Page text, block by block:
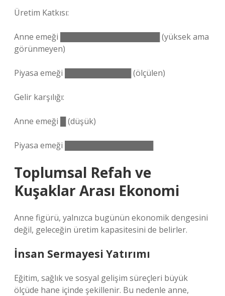
Üretim Katkısı:
Anne emeği ██████████████████ (yüksek ama
görünmeyen)
Piyasa emeği ████████████ (ölçülen)
Gelir karşılığı:
Anne emeği █ (düşük)
Piyasa emeği ████████████████
Toplumsal Refah ve
Kuşaklar Arası Ekonomi
Anne figürü, yalnızca bugünün ekonomik dengesini
değil, geleceğin üretim kapasitesini de belirler.
İnsan Sermayesi Yatırımı
Eğitim, sağlık ve sosyal gelişim süreçleri büyük
ölçüde hane içinde şekillenir. Bu nedenle anne,